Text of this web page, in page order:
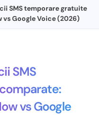
SMS temporare gratuite
vs Google Voice (2026)
SMS
vs Google